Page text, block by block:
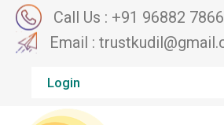
Call Us : +91 96882
Email :
Login